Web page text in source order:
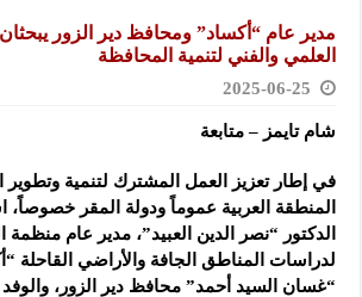
مدير عام “أكساد” ومحافظ دير الزور يبحثان
العلمي والفني لتنمية المحافظة
2025-06-25
شام تايمز – متابعة
في إطار تعزيز العمل المشترك لتنمية
المنطقة العربية عموماً ودولة المقر
الدكتور “نصر الدين العبيد”، مدير عام منظمة
لدراسات المناطق الجافة والأراضي القاحلة
“غسان السيد أحمد” محافظ دير الزور،